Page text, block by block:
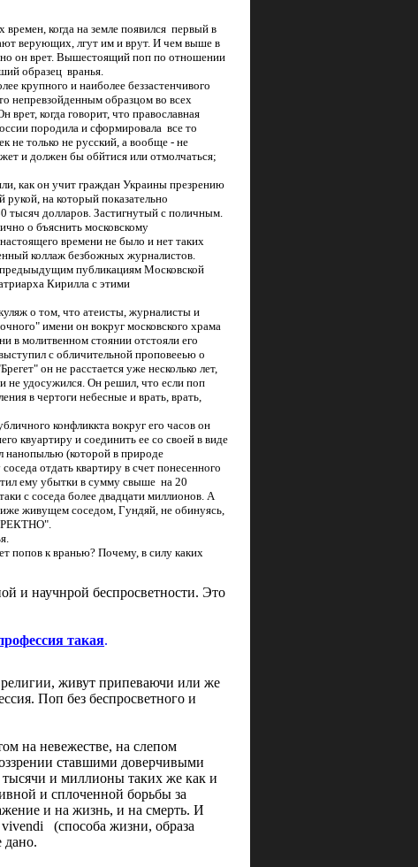
когда на земле появился первый в
верующих, лгут им и врут. И чем выше в
он врет. Вышестоящий поп по отношении
образец вранья.
крупного и наиболее беззастенчивого
непревзойденным образцом во всех
когда говорит, что православная
породила и сформировала все то
не только не русский, а вообще - не
и должен бы обйтися или отмолчаться;
как он учит граждан Украины презрению
на который показательно
тысяч долларов. Застигнутый с поличным.
о бъяснить московскому
времени не было и нет таких
коллаж безбожных журналистов.
публикациям Московской
Кирилла с этими
о том, что атеисты, журналисты и
имени он вокруг московского храма
в молитвенном стоянии отстояли его
с обличительной проповееью о
он не расстается уже несколько лет,
не удосужился. Он решил, что если поп
в чертоги небесные и врать, врать,
конфликкта вокруг его часов он
квуартиру и соединить ее со своей в виде
нанопылью (которой в природе
отдать квартиру в счет понесенного
ему убытки в сумму свыше на 20
с соседа более двадцати миллионов. А
живущем соседом, Гундяй, не обинуясь,
попов к вранью? Почему, в силу каких
и научнрой беспросветности. Это
такая.
живут припеваючи или же
Поп без беспросветного и
на невежестве, на слепом
ставшими доверчивыми
тысячи и миллионы таких же как и
и сплоченной борьбы за
и на жизнь, и на смерть. И
(способа жизни, образа
дано.